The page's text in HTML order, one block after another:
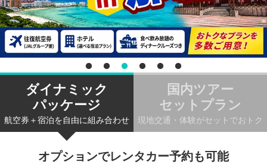
ダイナミック
パッケージ
航空券＋宿泊を自由に組み合わせ
国内ツアー
セットプラン
現地交通・体験がセットでおトク
オプションでレンタカー予約も可能